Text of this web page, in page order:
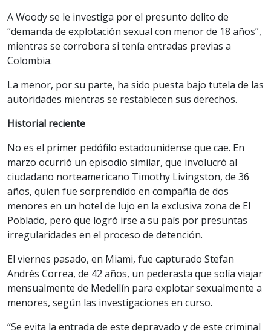
A Woody se le investiga por el presunto delito de
“demanda de explotación sexual con menor de 18 años”,
mientras se corrobora si tenía entradas previas a
Colombia.
La menor, por su parte, ha sido puesta bajo tutela de las
autoridades mientras se restablecen sus derechos.
Historial reciente
No es el primer pedófilo estadounidense que cae. En
marzo ocurrió un episodio similar, que involucró al
ciudadano norteamericano Timothy Livingston, de 36
años, quien fue sorprendido en compañía de dos
menores en un hotel de lujo en la exclusiva zona de El
Poblado, pero que logró irse a su país por presuntas
irregularidades en el proceso de detención.
El viernes pasado, en Miami, fue capturado Stefan
Andrés Correa, de 42 años, un pederasta que solía viajar
mensualmente de Medellín para explotar sexualmente a
menores, según las investigaciones en curso.
“Se evita la entrada de este depravado y de este criminal